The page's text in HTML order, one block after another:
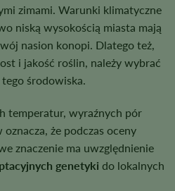
zimami. Warunki klimatyczne
niską wysokością miasta mają
nasion konopi. Dlatego też,
i jakość roślin, należy wybrać
środowiska.
temperatur, wyraźnych pór
że podczas oceny
znaczenie ma uwzględnienie
genetyki do lokalnych